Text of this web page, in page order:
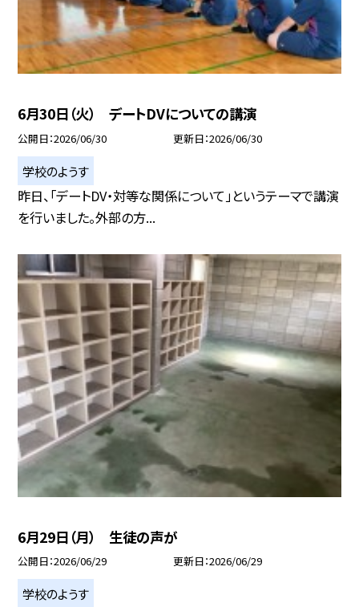
6月30日（火） デートDVについての講演
公開日 2026/06/30 更新日 2026/06/30
学校のようす
昨日、「デートDV・対等な関係について」というテーマで講演
を行いました。外部の方...
6月29日（月） 生徒の声が
公開日 2026/06/29 更新日 2026/06/29
学校のようす